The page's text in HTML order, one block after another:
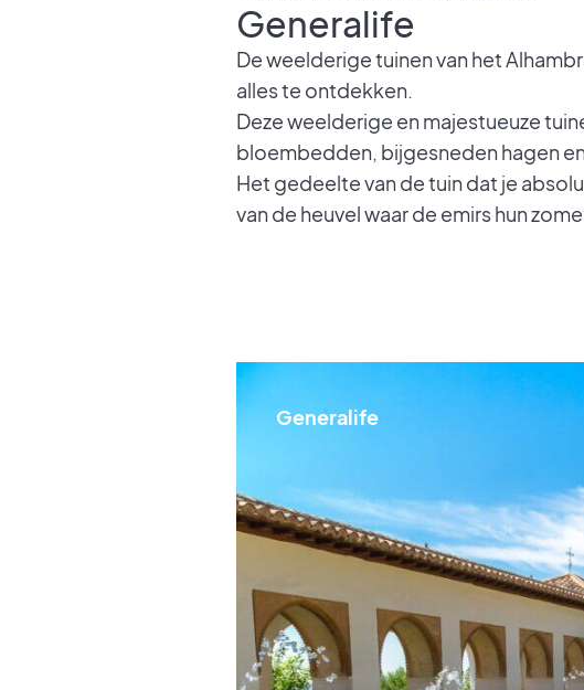
Generalife
De weelderige tuinen van het
alles te ontdekken.
Deze weelderige en majestueuze
bloembedden, bijgesneden hagen
Het gedeelte van de tuin dat je
van de heuvel waar de emirs hun
Generalife